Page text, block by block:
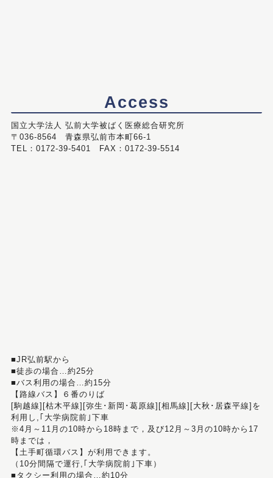
Access
国立大学法人 弘前大学被ばく医療総合研究所
〒036-8564 青森県弘前市本町66-1
TEL：0172-39-5401 FAX：0172-39-5514
■JR弘前駅から
■徒歩の場合…約25分
■バス利用の場合…約15分
【路線バス】６番のりば
[駒越線][枯木平線][弥生･新岡･葛原線][相馬線][大秋･居森平線]を
利用し,｢大学病院前｣下車
※4月～11月の10時から18時まで，及び12月～3月の10時から17
時までは，
【土手町循環バス】が利用できます。
（10分間隔で運行,｢大学病院前｣下車）
■タクシー利用の場合…約10分